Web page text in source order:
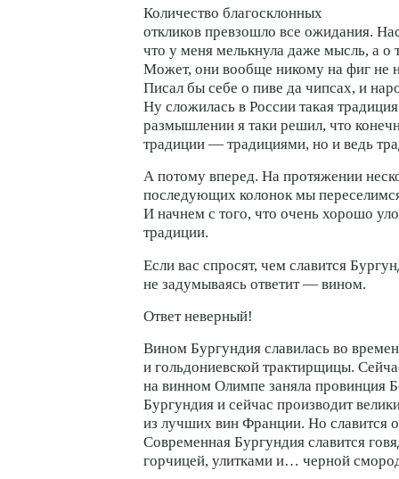
Количество благосклонных
откликов превзошло все ожидания.
что у меня мелькнула даже мысль, а о
Может, они вообще никому на фиг не
Писал бы себе о пиве да чипсах, и
Ну сложилась в России такая
размышлении я таки решил, что
традиции — традициями, но и ведь
А потому вперед. На протяжении
последующих колонок мы
И начнем с того, что очень хорошо
традиции.
Если вас спросят, чем славится
не задумываясь ответит — вином.
Ответ неверный!
Вином Бургундия славилась во
и гольдониевской трактирщицы.
на винном Олимпе заняла провинция
Бургундия и сейчас производит
из лучших вин Франции. Но славится
Современная Бургундия славится
горчицей, улитками и… черной